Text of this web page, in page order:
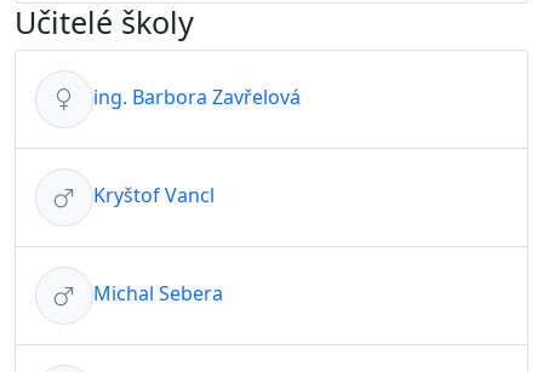
Učitelé školy
ing. Barbora Zavřelová
Kryštof Vancl
Michal Sebera